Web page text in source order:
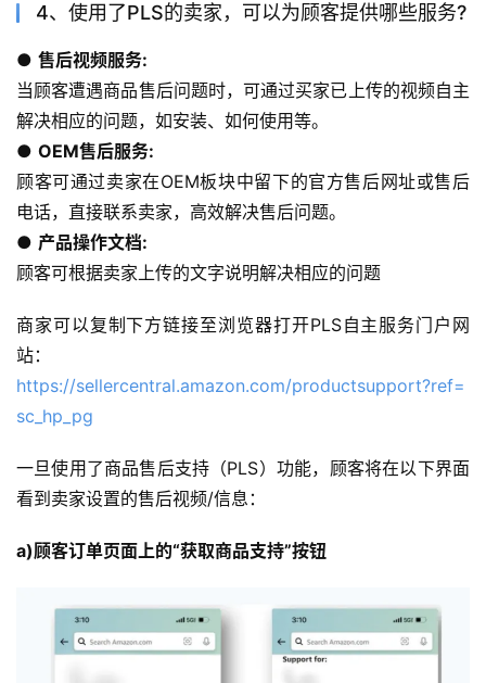
4、使用了PLS的卖家，可以为顾客提供哪些服务?
● 售后视频服务:
当顾客遭遇商品售后问题时，可通过买家已上传的视频自主
解决相应的问题，如安装、如何使用等。
● OEM售后服务:
顾客可通过卖家在OEM板块中留下的官方售后网址或售后
电话，直接联系卖家，高效解决售后问题。
● 产品操作文档:
顾客可根据卖家上传的文字说明解决相应的问题
商家可以复制下方链接至浏览器打开PLS自主服务门户网
站：
https://sellercentral.amazon.com/productsupport?ref=
sc_hp_pg
一旦使用了商品售后支持（PLS）功能，顾客将在以下界面
看到卖家设置的售后视频/信息：
a)顾客订单页面上的“获取商品支持”按钮